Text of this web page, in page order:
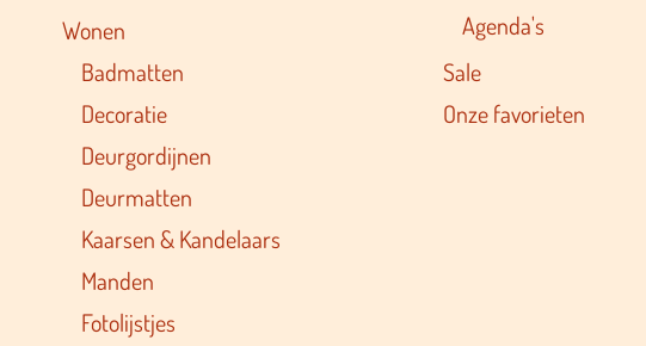
Wonen
Badmatten
Decoratie
Deurgordijnen
Deurmatten
Kaarsen & Kandelaars
Manden
Fotolijstjes
Agenda's
Sale
Onze favorieten